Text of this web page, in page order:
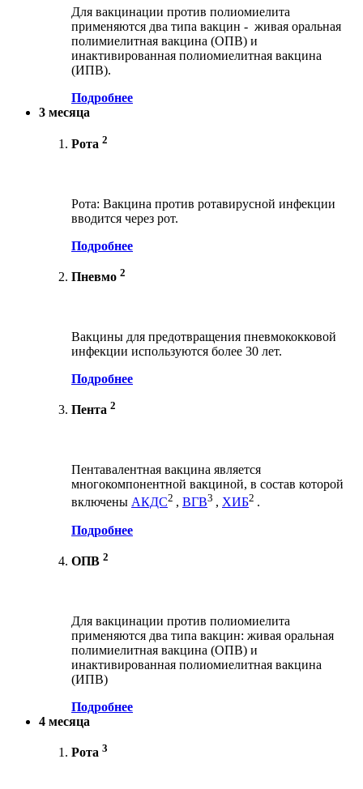
Для вакцинации против полиомиелита
применяются два типа вакцин - живая оральная
полимиелитная вакцина (ОПВ) и
инактивированная полиомиелитная вакцина
(ИПВ).
Подробнее
3 месяца
Рота 2
Рота: Вакцина против ротавирусной инфекции
вводится через рот.
Подробнее
Пневмо 2
Вакцины для предотвращения пневмококковой
инфекции используются более 30 лет.
Подробнее
Пента 2
Пентавалентная вакцина является
многокомпонентной вакциной, в состав которой
включены АКДС2 , ВГВ3 , ХИБ2 .
Подробнее
ОПВ 2
Для вакцинации против полиомиелита
применяются два типа вакцин: живая оральная
полимиелитная вакцина (ОПВ) и
инактивированная полиомиелитная вакцина
(ИПВ)
Подробнее
4 месяца
Рота 3